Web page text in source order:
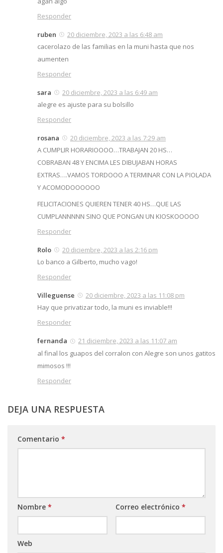
Responder
ruben
20 diciembre, 2023 a las 6:48 am
cacerolazo de las familias en la muni hasta que nos
aumenten
Responder
sara
20 diciembre, 2023 a las 6:49 am
alegre es ajuste para su bolsillo
Responder
rosana
20 diciembre, 2023 a las 7:29 am
A CUMPLIR HORARIOOOO…TRABAJAN 20 HS…
COBRABAN 48 Y ENCIMA LES DIBUJABAN HORAS
EXTRAS….VAMOS TORDOOO A TERMINAR CON LA PIOLADA
Y ACOMODOOOOOO
FELICITACIONES QUIEREN TENER 40 HS…QUE LAS
CUMPLANNNNN SINO QUE PONGAN UN KIOSKOOOOO
Responder
Rolo
20 diciembre, 2023 a las 2:16 pm
Lo banco a Gilberto, mucho vago!
Responder
Villeguense
20 diciembre, 2023 a las 11:08 pm
Hay que privatizar todo, la muni es inviable!!!
Responder
fernanda
21 diciembre, 2023 a las 11:07 am
al final los guapos del corralon con Alegre son unos gatitos
mimosos !!!
Responder
DEJA UNA RESPUESTA
Comentario *
Nombre * Correo electrónico *
Web